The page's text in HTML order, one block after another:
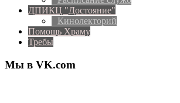
ДПИКЦ "Достояние"
Кинолекторий
Помощь Храму
Требы
Мы в VK.com